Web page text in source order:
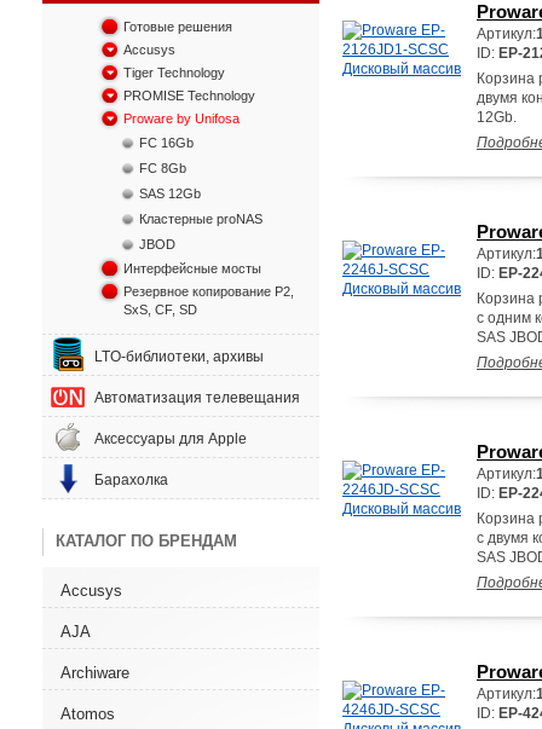
Готовые решения
Accusys
Tiger Technology
PROMISE Technology
Proware by Unifosa
FC 16Gb
FC 8Gb
SAS 12Gb
Кластерные proNAS
JBOD
Интерфейсные мосты
Резервное копирование P2,
SxS, CF, SD
LTO-библиотеки, архивы
Автоматизация телевещания
Аксессуары для Apple
Барахолка
КАТАЛОГ ПО БРЕНДАМ
Accusys
AJA
Archiware
Atomos
Артикул:
ID: EP-
Корзина
двумя
12Gb.
Артикул:
ID: EP-
Корзина
с одним
SAS
Артикул:
ID: EP-
Корзина
с двумя
SAS
Артикул:
ID: EP-